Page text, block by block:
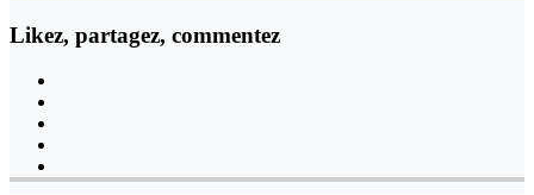
Likez, partagez, commentez